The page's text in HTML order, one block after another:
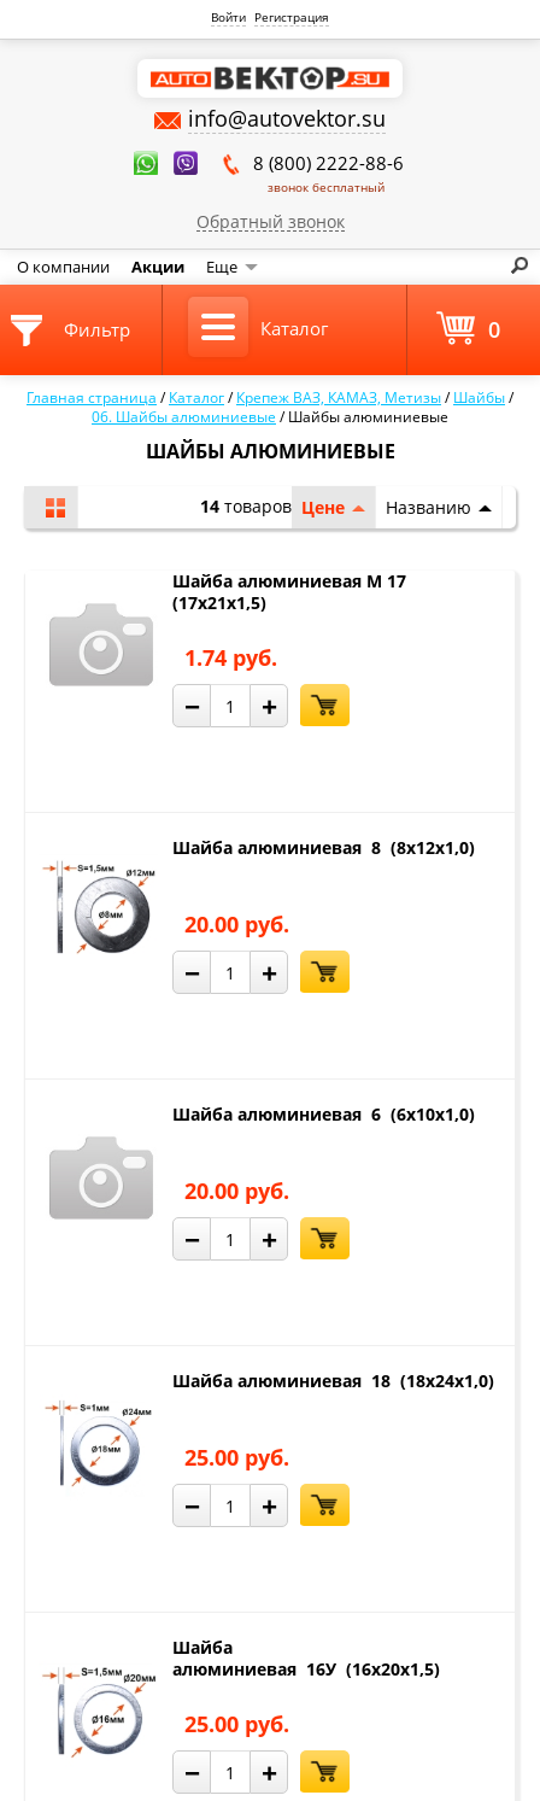
Войти Регистрация
info@autovektor.su
8 (800) 2222-88-6
звонок бесплатный
Обратный звонок
О компании Акции Еще
Главная страница /Каталог/Крепеж ВАЗ, КАМАЗ, Метизы/Шайбы/
06. Шайбы алюминиевые /Шайбы алюминиевые
ШАЙБЫ АЛЮМИНИЕВЫЕ
Цене Названию
14 товаров
Шайба алюминиевая М 17
(17х21х1,5)
1.74 руб.
− +
Шайба алюминиевая 8 (8х12х1,0)
20.00 руб.
− +
Шайба алюминиевая 6 (6х10х1,0)
20.00 руб.
− +
Шайба алюминиевая 18 (18х24х1,0)
25.00 руб.
− +
Шайба
алюминиевая 16У (16х20х1,5)
25.00 руб.
− +
Фильтр Каталог 0